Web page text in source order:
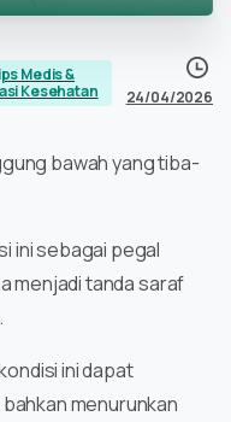
Medis &
Kesehatan
24/04/2026
bawah yang tiba-
ini sebagai pegal
menjadi tanda saraf
ini dapat
menurunkan